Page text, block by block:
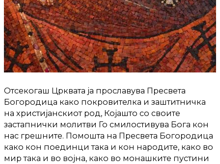
Отсекогаш Црквата ја прославува Пресвета
Богородица како покровителка и заштитничка
на христијанскиот род, Којашто со своите
застапнички молитви Го смилостивува Бога кон
нас грешните. Помошта на Пресвета Богородица
како кон поединци така и кон народите, како во
мир така и во војна, како во монашките пустини